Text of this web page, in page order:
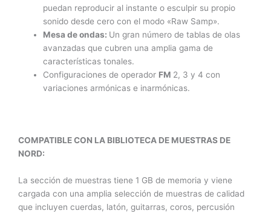
puedan reproducir al instante o esculpir su propio
sonido desde cero con el modo «Raw Samp».
Mesa de ondas: Un gran número de tablas de olas
avanzadas que cubren una amplia gama de
características tonales.
Configuraciones de operador FM 2, 3 y 4 con
variaciones armónicas e inarmónicas.
COMPATIBLE CON LA BIBLIOTECA DE MUESTRAS DE
NORD:
La sección de muestras tiene 1 GB de memoria y viene
cargada con una amplia selección de muestras de calidad
que incluyen cuerdas, latón, guitarras, coros, percusión